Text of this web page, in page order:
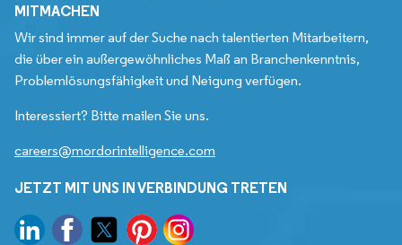
MITMACHEN
Wir sind immer auf der Suche nach talentierten Mitarbeitern,
die über ein außergewöhnliches Maß an Branchenkenntnis,
Problemlösungsfähigkeit und Neigung verfügen.
Interessiert? Bitte mailen Sie uns.
careers@mordorintelligence.com
JETZT MIT UNS IN VERBINDUNG TRETEN